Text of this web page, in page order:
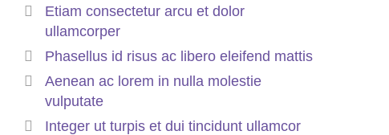
Etiam consectetur arcu et dolor
ullamcorper
Phasellus id risus ac libero eleifend mattis
Aenean ac lorem in nulla molestie
vulputate
Integer ut turpis et dui tincidunt ullamcor